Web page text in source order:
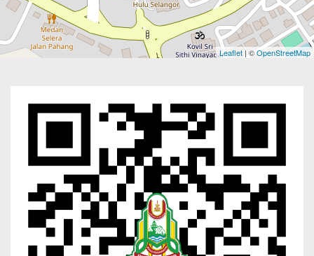
Leaflet | ©OpenStreetMap